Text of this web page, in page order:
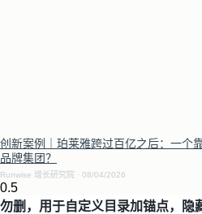
创新案例｜珀莱雅跨过百亿之后：一个
品牌集团？
Runwise 增长研究院 08/04/2026
勿删，用于自定义目录加锚点，隐